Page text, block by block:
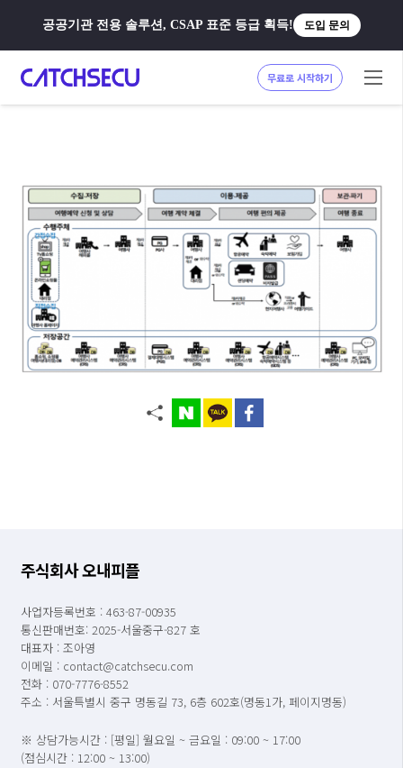
공공기관 전용 솔루션, CSAP 표준 등급 획득! 도입 문의
무료로 시작하기
주식회사 오내피플
사업자등록번호 : 463-87-00935
통신판매번호: 2025-서울중구-827 호
대표자 : 조아영
이메일 : contact@catchsecu.com
전화 : 070-7776-8552
주소 : 서울특별시 중구 명동길 73, 6층 602호(명동1가, 페이지명동)
※ 상담가능시간 : [평일] 월요일 ~ 금요일 : 09:00 ~ 17:00
(점심시간 : 12:00 ~ 13:00)